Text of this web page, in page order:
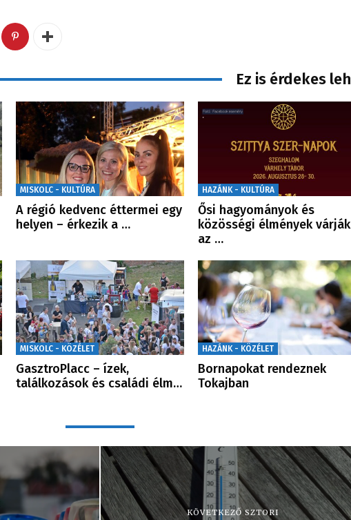
Ez is érdekes
MISKOLC - KULTÚRA
A régió kedvenc éttermei egy
helyen – érkezik a …
HAZÁNK - KULTÚRA
Ősi hagyományok és
közösségi élmények várják
az …
MISKOLC - KÖZÉLET
GasztroPlacc – ízek,
találkozások és családi élm…
HAZÁNK - KÖZÉLET
Bornapokat rendeznek
Tokajban
KÖVETKEZŐ SZTORI